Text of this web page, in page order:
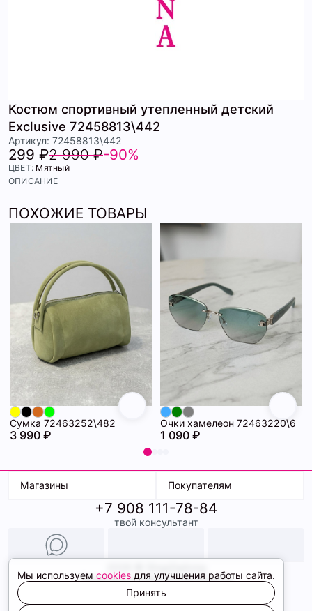
Костюм спортивный утепленный детский
Exclusive 72458813\442
Артикул: 72458813\442
299 ₽2 990 ₽-90%
ЦВЕТ: Мятный
ОПИСАНИЕ
ПОХОЖИЕ ТОВАРЫ
Сумка 72463252\482
3 990 ₽
Очки хамелеон 72463220\6
1 090 ₽
Магазины
ТК Терминал
ТРК Континент
Покупателям
Доставка
Условия оплаты
Образы
+7 908 111-78-84
твой консультант
Политика конфиденциальности
Соглашение cookie
Сайт создали
Мы используем cookies для улучшения работы сайта.
Принять